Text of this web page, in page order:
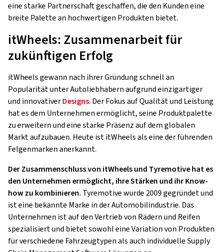
eine starke Partnerschaft geschaffen, die den Kunden eine
breite Palette an hochwertigen Produkten bietet.
itWheels: Zusammenarbeit für
zukünftigen Erfolg
itWheels gewann nach ihrer Gründung schnell an
Popularität unter Autoliebhabern aufgrund einzigartiger
und innovativerDesigns. Der Fokus auf Qualität und Leistung
hat es dem Unternehmen ermöglicht, seine Produktpalette
zu erweitern und eine starke Präsenz auf dem globalen
Markt aufzubauen. Heute ist itWheels als eine der führenden
Felgenmarken anerkannt.
Der Zusammenschluss von itWheels und Tyremotive hat es
den Unternehmen ermöglicht, ihre Stärken und ihr Know-
how zu kombinieren. Tyremotive wurde 2009 gegründet und
ist eine bekannte Marke in der Automobilindustrie. Das
Unternehmen ist auf den Vertrieb von Rädern und Reifen
spezialisiert und bietet sowohl eine Variation von Produkten
für verschiedene Fahrzeugtypen als auch individuelle Supply